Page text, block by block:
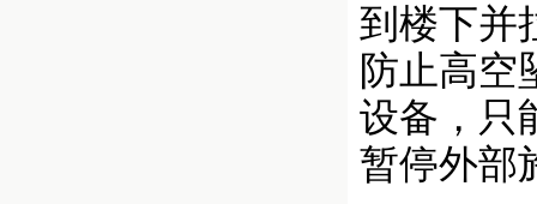
到楼下并
防止高空
设备，只
暂停外部